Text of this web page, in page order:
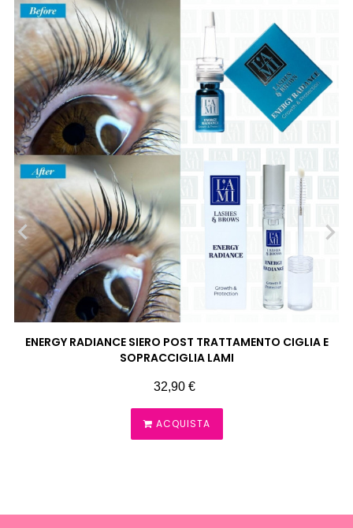
ENERGY RADIANCE SIERO POST TRATTAMENTO CIGLIA E
SOPRACCIGLIA LAMI
Prezzo
32,90 €
ACQUISTA
‹